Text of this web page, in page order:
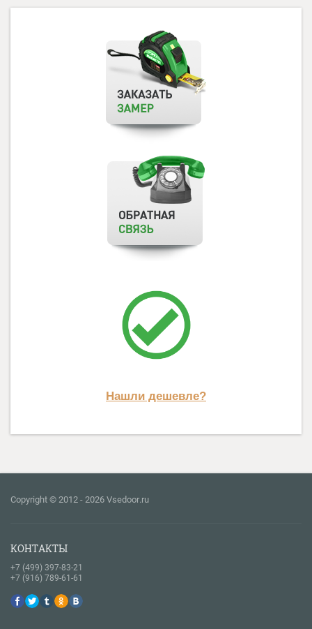
Нашли дешевле?
Copyright © 2012 - 2026 Vsedoor.ru
КОНТАКТЫ
+7 (499) 397-83-21
+7 (916) 789-61-61